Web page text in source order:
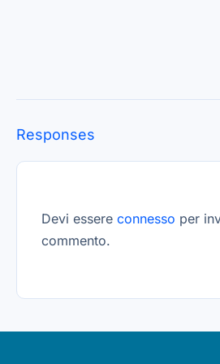
Responses
Devi essere connesso per
commento.